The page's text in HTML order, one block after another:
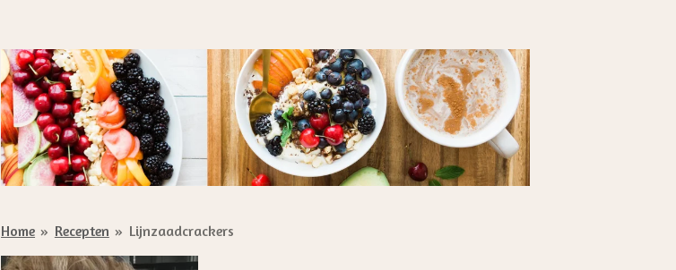
Home » Recepten » Lijnzaadcrackers